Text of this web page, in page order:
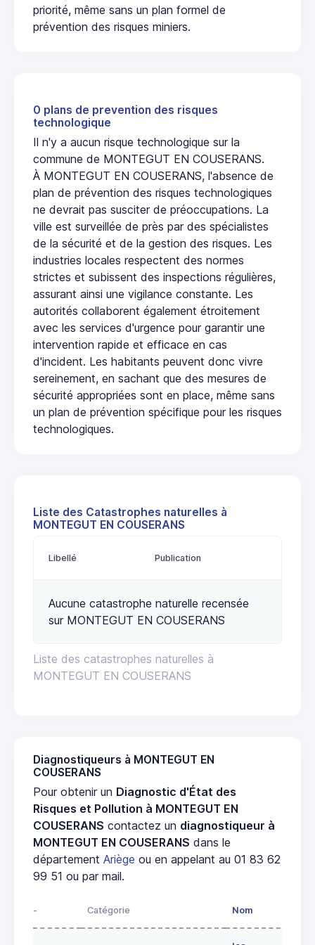
priorité, même sans un plan formel de
prévention des risques miniers.
0 plans de prevention des risques
technologique
Il n'y a aucun risque technologique sur la
commune de MONTEGUT EN COUSERANS.
À MONTEGUT EN COUSERANS, l'absence de
plan de prévention des risques technologiques
ne devrait pas susciter de préoccupations. La
ville est surveillée de près par des spécialistes
de la sécurité et de la gestion des risques. Les
industries locales respectent des normes
strictes et subissent des inspections régulières,
assurant ainsi une vigilance constante. Les
autorités collaborent également étroitement
avec les services d'urgence pour garantir une
intervention rapide et efficace en cas
d'incident. Les habitants peuvent donc vivre
sereinement, en sachant que des mesures de
sécurité appropriées sont en place, même sans
un plan de prévention spécifique pour les risques
technologiques.
Liste des Catastrophes naturelles à
MONTEGUT EN COUSERANS
Liste des catastrophes naturelles à
MONTEGUT EN COUSERANS
Libellé Publication
Aucune catastrophe naturelle recensée
sur MONTEGUT EN COUSERANS
Diagnostiqueurs à MONTEGUT EN
COUSERANS
Pour obtenir un Diagnostic d'État des
Risques et Pollution à MONTEGUT EN
COUSERANS contactez un diagnostiqueur à
MONTEGUT EN COUSERANS dans le
département Ariège ou en appelant au 01 83 62
99 51 ou par mail.
- Catégorie Nom